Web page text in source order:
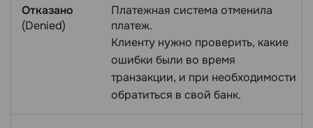
Отказано
(Denied)
Платежная система отменила
платеж.
Клиенту нужно проверить, какие
ошибки были во время
транзакции, и при необходимости
обратиться в свой банк.